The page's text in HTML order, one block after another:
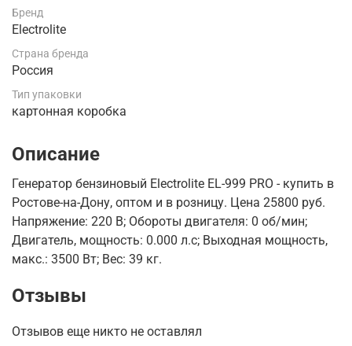
Бренд
Electrolite
Страна бренда
Россия
Тип упаковки
картонная коробка
Описание
Генератор бензиновый Electrolite EL-999 PRO - купить в
Ростове-на-Дону, оптом и в розницу. Цена 25800 руб.
Напряжение: 220 В; Обороты двигателя: 0 об/мин;
Двигатель, мощность: 0.000 л.с; Выходная мощность,
макс.: 3500 Вт; Вес: 39 кг.
Отзывы
Отзывов еще никто не оставлял